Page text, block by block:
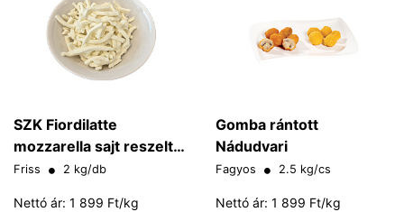
SZK Fiordilatte
mozzarella sajt reszelt
Taglio Napoli Szarvasi
Friss 2 kg/db
Nettó ár: 1 899 Ft/kg
Gomba rántott
Nádudvari
Fagyos 2.5 kg/cs
Nettó ár: 1 899 Ft/kg